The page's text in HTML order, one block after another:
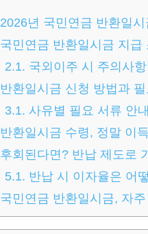
2026년 국민연금 반환일
국민연금 반환일시금 지
2.1. 국외이주 시 주의사항
반환일시금 신청 방법과 필
3.1. 사유별 필요 서류 안내
반환일시금 수령, 정말 이
후회된다면? 반납 제도로
5.1. 반납 시 이자율은 어
국민연금 반환일시금, 자